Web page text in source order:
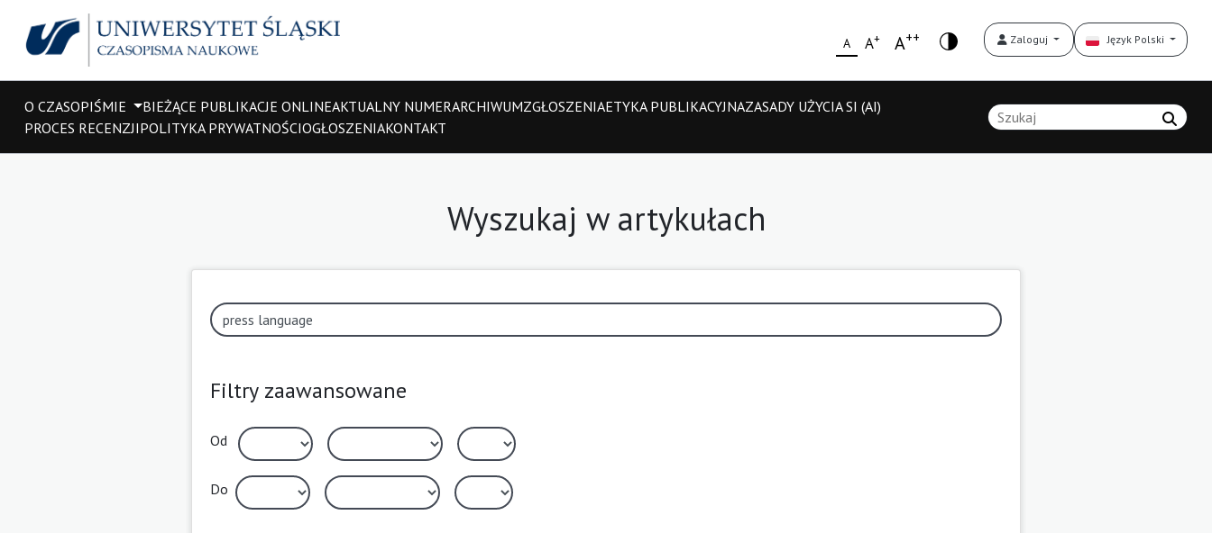
A A+ A++ Zaloguj Język Polski
O CZASOPIŚMIE BIEŻĄCE PUBLIKACJE ONLINEAKTUALNY NUMERARCHIWUMZGŁOSZENIAETYKA PUBLIKACYJNAZASADY UŻYCIA SI (AI)
PROCES RECENZJIPOLITYKA PRYWATNOŚCIOGŁOSZENIAKONTAKT
Wyszukaj w artykułach
Filtry zaawansowane
Od
Do